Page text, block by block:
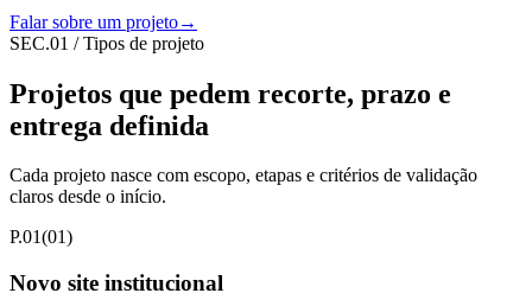
Falar sobre um projeto→
SEC.01 / Tipos de projeto
Projetos que pedem recorte, prazo e
entrega definida
Cada projeto nasce com escopo, etapas e critérios de validação
claros desde o início.
P.01(01)
Novo site institucional